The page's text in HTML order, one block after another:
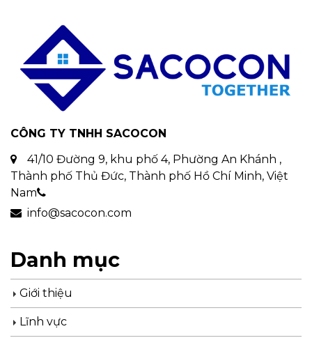
CÔNG TY TNHH SACOCON
41/10 Đường 9, khu phố 4, Phường An Khánh ,
Thành phố Thủ Đức, Thành phố Hồ Chí Minh, Việt
Nam
info@sacocon.com
Danh mục
Giới thiệu
Lĩnh vực